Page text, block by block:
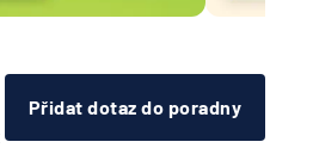
Přidat dotaz do poradny